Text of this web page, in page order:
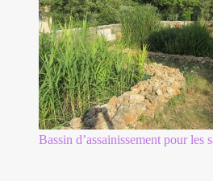
Bassin d’assainissement pour les